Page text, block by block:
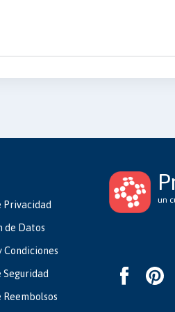
Privacidad
de Datos
Condiciones
Seguridad
Reembolsos
un